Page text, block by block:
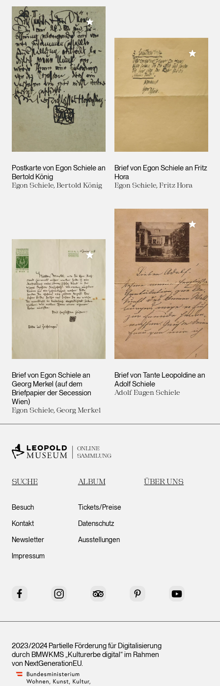
Postkarte von Egon Schiele an
Bertold König
Egon Schiele, Bertold König
Meiner Sammlung hinzufügen
Brief von Egon Schiele an Fritz
Hora
Egon Schiele, Fritz Hora
Meiner
Brief von Egon Schiele an
Georg Merkel (auf dem
Briefpapier der Secession
Wien)
Egon Schiele, Georg Merkel
Meiner Sammlung hinzufügen
Brief von Tante Leopoldine an
Adolf Schiele
Adolf Eugen Schiele
Meiner
ONLINE
SAMMLUNG
SUCHE ALBUM ÜBER UNS
Besuch
Kontakt
Newsletter
Impressum
Tickets/Preise
Datenschutz
Ausstellungen
Facebook Instagram Tripadvisor Pinterest YouTube
2023/2024 Partielle Förderung für Digitalisierung
durch BMWKMS „Kulturerbe digital“ im Rahmen
von NextGenerationEU.